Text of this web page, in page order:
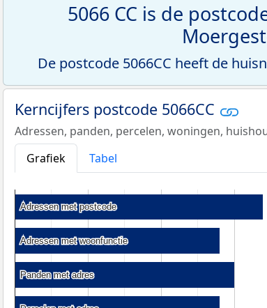
5066 CC is de
De postcode 5066CC heeft de
Kerncijfers postcode 5066CC
Adressen, panden, percelen, woningen,
Grafiek
Tabel
Adressen met postcode
Adressen met postcode
Adressen met woonfunctie
Adressen met woonfunctie
Panden met adres
Panden met adres